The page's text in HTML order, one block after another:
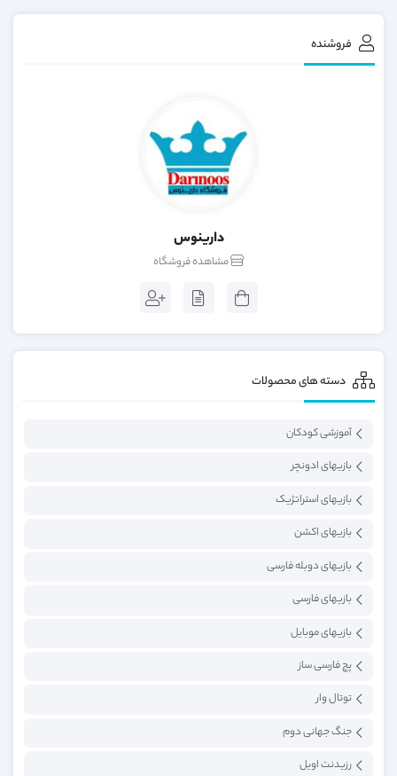
فروشنده
دارینوس
مشاهده فروشگاه
دسته های محصولات
آموزشی کودکان
بازیهای ادونچر
بازیهای استراتژیک
بازیهای اکشن
بازیهای دوبله فارسی
بازیهای فارسی
بازیهای موبایل
پچ فارسی ساز
توتال وار
جنگ جهانی دوم
رزیدنت اویل